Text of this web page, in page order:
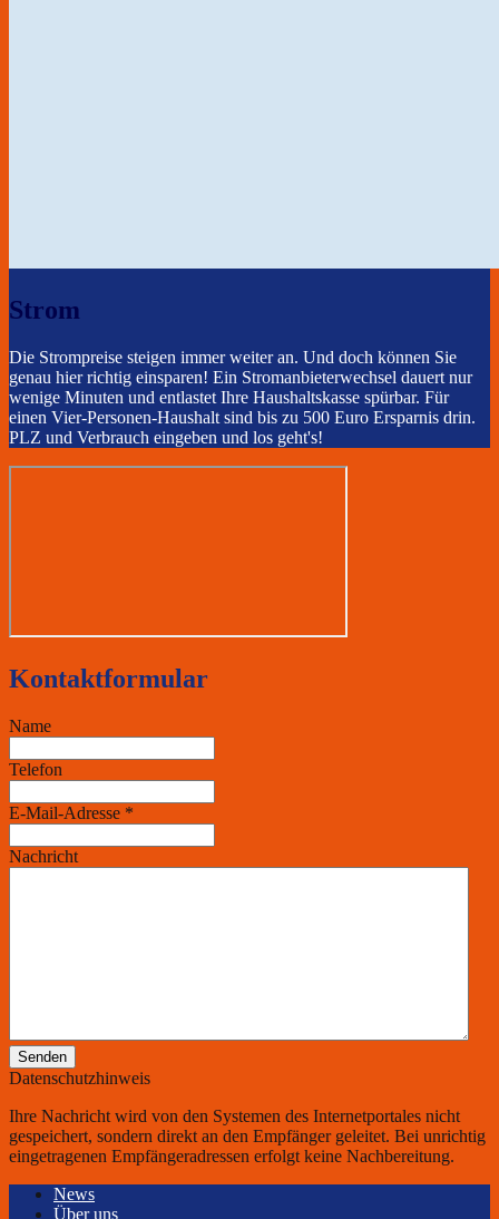
Strom
Die Strompreise steigen immer weiter an. Und doch können Sie
genau hier richtig einsparen! Ein Stromanbieterwechsel dauert nur
wenige Minuten und entlastet Ihre Haushaltskasse spürbar. Für
einen Vier-Personen-Haushalt sind bis zu 500 Euro Ersparnis drin.
PLZ und Verbrauch eingeben und los geht's!
Kontaktformular
Name
Telefon
E-Mail-Adresse *
Nachricht
Senden
Datenschutzhinweis
Ihre Nachricht wird von den Systemen des Internetportales nicht
gespeichert, sondern direkt an den Empfänger geleitet. Bei unrichtig
eingetragenen Empfängeradressen erfolgt keine Nachbereitung.
News
Über uns